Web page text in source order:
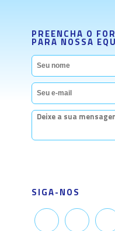
PREENCHA O
PARA NOSSA
SIGA-NOS